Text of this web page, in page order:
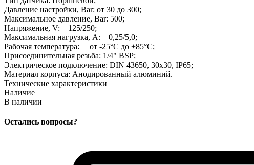
Давление настройки, Bar: от 30 до 300;
Максимальное давление, Bar: 500;
Напряжение, V: 125/250;
Максимальная нагрузка, A: 0,25/5,0;
Рабочая температура: от -25°C до +85°C;
Присоединительная резьба: 1/4" BSP;
Электрическое подключение: DIN 43650, 30x30, IP65;
Материал корпуса: Анодированный алюминий.
Технические характеристики
Наличие
В наличии
Остались вопросы?